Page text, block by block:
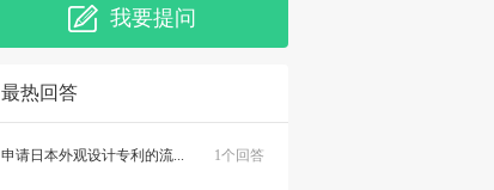
我要提问
最热回答
申请日本外观设计专利的流... 1个回答